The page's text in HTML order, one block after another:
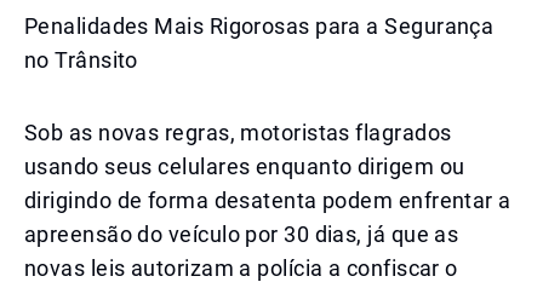
Penalidades Mais Rigorosas para a Segurança
no Trânsito
Sob as novas regras, motoristas flagrados
usando seus celulares enquanto dirigem ou
dirigindo de forma desatenta podem enfrentar a
apreensão do veículo por 30 dias, já que as
novas leis autorizam a polícia a confiscar o